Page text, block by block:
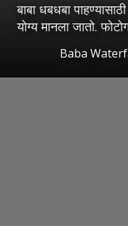
बाबा धबधबा
योग्य मानला जातो.
Baba